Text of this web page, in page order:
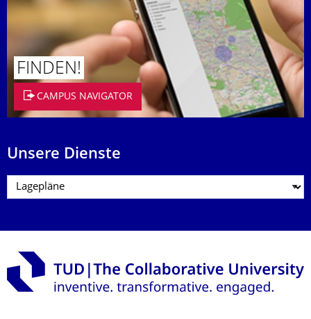
FINDEN!
CAMPUS NAVIGATOR
Unsere Dienste